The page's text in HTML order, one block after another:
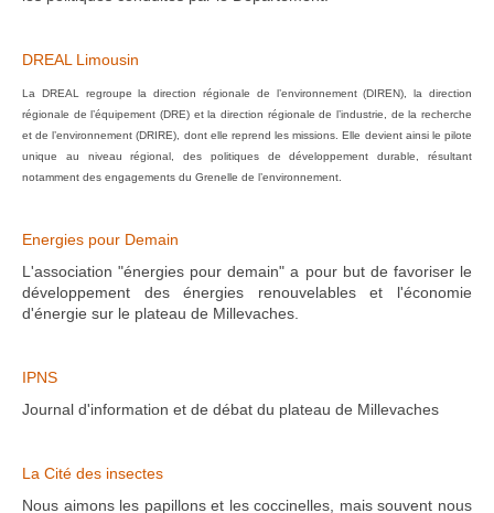
DREAL Limousin
La DREAL regroupe la direction régionale de l’environnement (DIREN), la direction
régionale de l’équipement (DRE) et la direction régionale de l’industrie, de la recherche
et de l’environnement (DRIRE), dont elle reprend les missions. Elle devient ainsi le pilote
unique au niveau régional, des politiques de développement durable, résultant
notamment des engagements du Grenelle de l’environnement.
Energies pour Demain
L'association "énergies pour demain" a pour but de favoriser le
développement des énergies renouvelables et l'économie
d'énergie sur le plateau de Millevaches.
IPNS
Journal d'information et de débat du plateau de Millevaches
La Cité des insectes
Nous aimons les papillons et les coccinelles, mais souvent nous